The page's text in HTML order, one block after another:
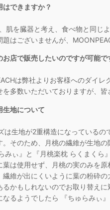
できますか？
肌を臓器と考え、食べ物と同じ
はございませんが、
店で販売したいのですが可能で
は弊社よりお客様へのダイ
多数いただいておりますが、
生地について
は生地が2重構造になっている
。そのため、月桃の繊維が生地
ぃ』と『月桃楽枕 らくまくら
は使用せず、月桃の実のみを原
維が出にくいように葉の粉砕
るかもしれないのでお取り替え
るようでしたら 『ちゅらみぃ